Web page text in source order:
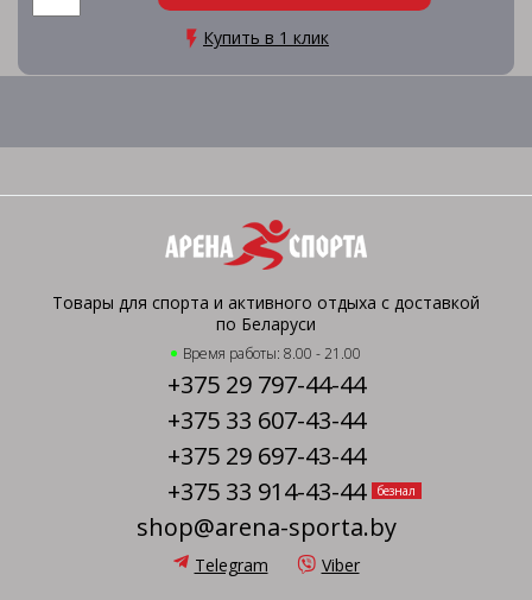
Купить в 1 клик
Товары для спорта и активного отдыха с доставкой
по Беларуси
Время работы: 8.00 - 21.00
+375 29 797-44-44
+375 33 607-43-44
+375 29 697-43-44
+375 33 914-43-44
безнал
shop@arena-sporta.by
Telegram Viber